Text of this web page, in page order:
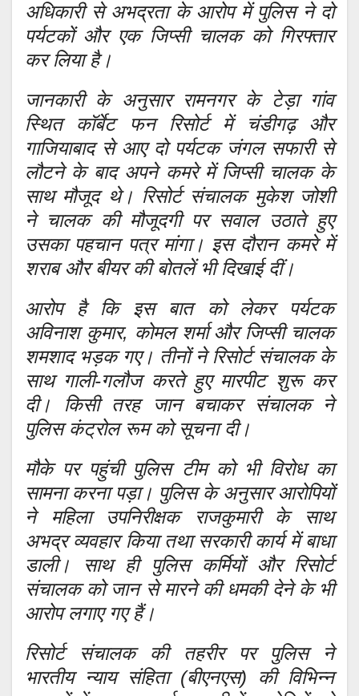
अधिकारी से अभद्रता के आरोप में पुलिस ने दो
पर्यटकों और एक जिप्सी चालक को गिरफ्तार
कर लिया है।
जानकारी के अनुसार रामनगर के टेड़ा गांव
स्थित कॉर्बेट फन रिसोर्ट में चंडीगढ़ और
गाजियाबाद से आए दो पर्यटक जंगल सफारी से
लौटने के बाद अपने कमरे में जिप्सी चालक के
साथ मौजूद थे। रिसोर्ट संचालक मुकेश जोशी
ने चालक की मौजूदगी पर सवाल उठाते हुए
उसका पहचान पत्र मांगा। इस दौरान कमरे में
शराब और बीयर की बोतलें भी दिखाई दीं।
आरोप है कि इस बात को लेकर पर्यटक
अविनाश कुमार, कोमल शर्मा और जिप्सी चालक
शमशाद भड़क गए। तीनों ने रिसोर्ट संचालक के
साथ गाली-गलौज करते हुए मारपीट शुरू कर
दी। किसी तरह जान बचाकर संचालक ने
पुलिस कंट्रोल रूम को सूचना दी।
मौके पर पहुंची पुलिस टीम को भी विरोध का
सामना करना पड़ा। पुलिस के अनुसार आरोपियों
ने महिला उपनिरीक्षक राजकुमारी के साथ
अभद्र व्यवहार किया तथा सरकारी कार्य में बाधा
डाली। साथ ही पुलिस कर्मियों और रिसोर्ट
संचालक को जान से मारने की धमकी देने के भी
आरोप लगाए गए हैं।
रिसोर्ट संचालक की तहरीर पर पुलिस ने
भारतीय न्याय संहिता (बीएनएस) की विभिन्न